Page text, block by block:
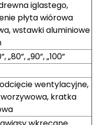
iglastego,
płyta wiórowa
wstawki aluminiowe
„80”, „90”, „100”
wentylacyjne,
kratka